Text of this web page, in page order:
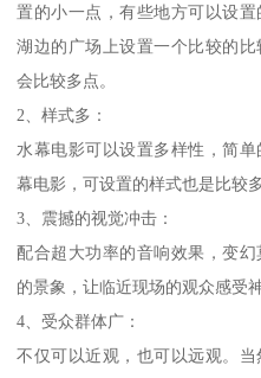
置的小一点，有些地方可以设
湖边的广场上设置一个比较的
会比较多点。
2、样式多：
水幕电影可以设置多样性，简
幕电影，可设置的样式也是比较多
3、震撼的视觉冲击：
配合超大功率的音响效果，变
的景象，让临近现场的观众感受
4、受众群体广：
不仅可以近观，也可以远观。